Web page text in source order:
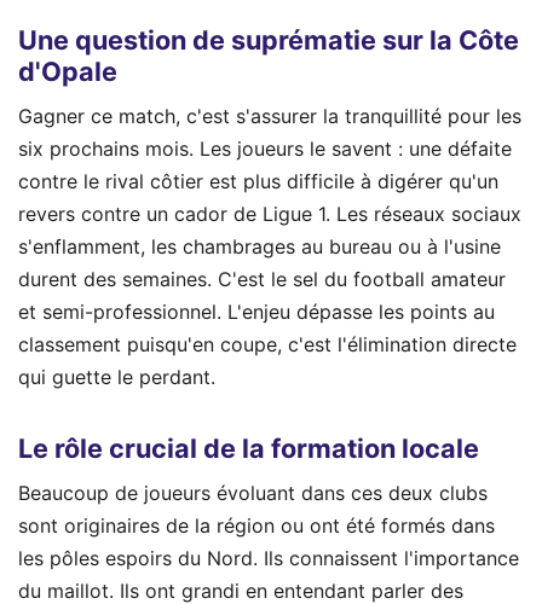
Une question de suprématie sur la Côte
d'Opale
Gagner ce match, c'est s'assurer la tranquillité pour les
six prochains mois. Les joueurs le savent : une défaite
contre le rival côtier est plus difficile à digérer qu'un
revers contre un cador de Ligue 1. Les réseaux sociaux
s'enflamment, les chambrages au bureau ou à l'usine
durent des semaines. C'est le sel du football amateur
et semi-professionnel. L'enjeu dépasse les points au
classement puisqu'en coupe, c'est l'élimination directe
qui guette le perdant.
Le rôle crucial de la formation locale
Beaucoup de joueurs évoluant dans ces deux clubs
sont originaires de la région ou ont été formés dans
les pôles espoirs du Nord. Ils connaissent l'importance
du maillot. Ils ont grandi en entendant parler des